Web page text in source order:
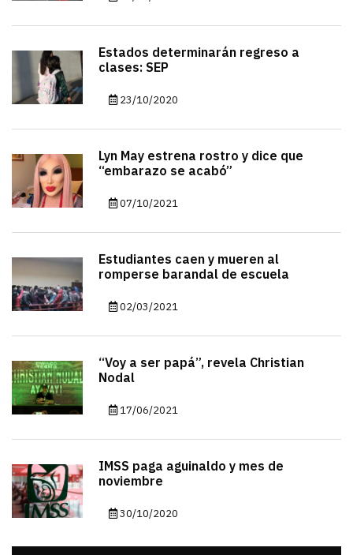
Estados determinarán regreso a
clases: SEP
23/10/2020
Lyn May estrena rostro y dice que
“embarazo se acabó”
07/10/2021
Estudiantes caen y mueren al
romperse barandal de escuela
02/03/2021
“Voy a ser papá”, revela Christian
Nodal
17/06/2021
IMSS paga aguinaldo y mes de
noviembre
30/10/2020